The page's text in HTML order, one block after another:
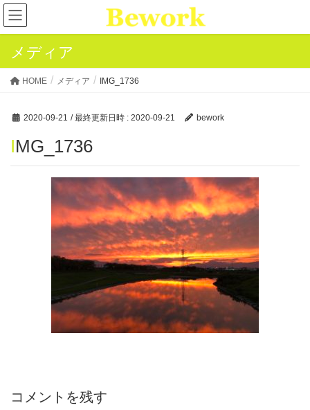
メディア
HOME メディア IMG_1736
2020-09-21 / 最終更新日時 : 2020-09-21 bework
IMG_1736
コメントを残す